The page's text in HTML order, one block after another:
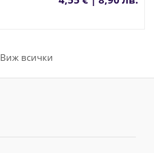
Виж всички